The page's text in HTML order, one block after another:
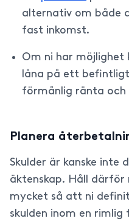
alternativ om både
fast inkomst.
Om ni har möjlighet
låna på ett
förmånlig ränta och
Planera
Skulder är kanske
äktenskap. Håll
mycket så att ni
skulden inom en